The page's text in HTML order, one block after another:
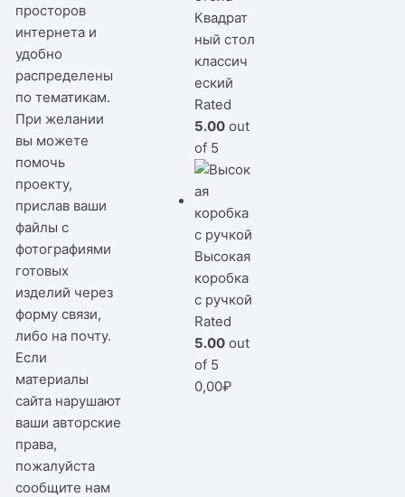
просторов
интернета и
удобно
распределены
по тематикам.
При желании
вы можете
помочь
проекту,
прислав ваши
файлы с
фотографиями
готовых
изделий через
форму связи,
либо на почту.
Если
материалы
сайта нарушают
ваши авторские
права,
пожалуйста
сообщите нам
Квадрат
ный стол
классич
еский
Rated
5.00 out
of 5
Высокая
коробка
с ручкой
Rated
5.00 out
of 5
0,00₽